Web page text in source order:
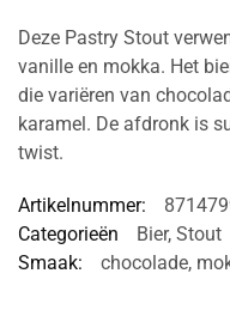
Deze Pastry Stout
vanille en mokka. Het
die variëren van
karamel. De afdronk is
twist.
Artikelnummer:
Categorieën
Bier, Stout
Smaak:
chocolade,